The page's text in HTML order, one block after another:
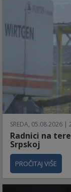
SREDA, 05.08.2026 |
Radnici na
Srpskoj
PROČITAJ VIŠE